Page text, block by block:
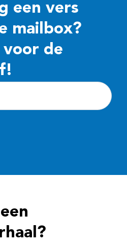
een vers
mailbox?
voor de